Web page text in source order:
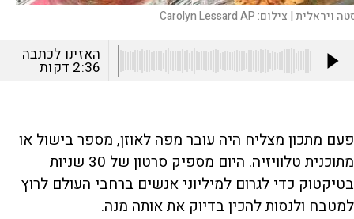
ויראלית | צילום:Carolyn Lessard AP
האזינו לכתבה
2:36 דקות
פעם מתכון מצליח היה עובר מפה לאוזן, מספר בישול או
מתוכנית טלוויזיה. היום מספיק סרטון של 30 שניות
בטיקטוק כדי לגרום למיליוני אנשים ברחבי העולם לרוץ
למטבח ולנסות להכין בדיוק את אותה מנה.